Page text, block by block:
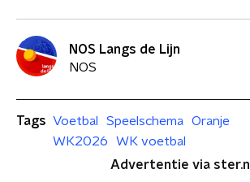
NOS Langs de Lijn
NOS
Tags Voetbal Speelschema
Oranje
WK2026
WK voetbal
Advertentie via ster.nl